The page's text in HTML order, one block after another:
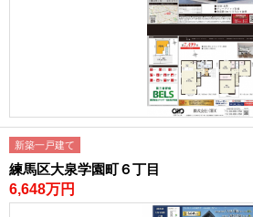
新築一戸建て
練馬区大泉学園町６丁目
6,648万円